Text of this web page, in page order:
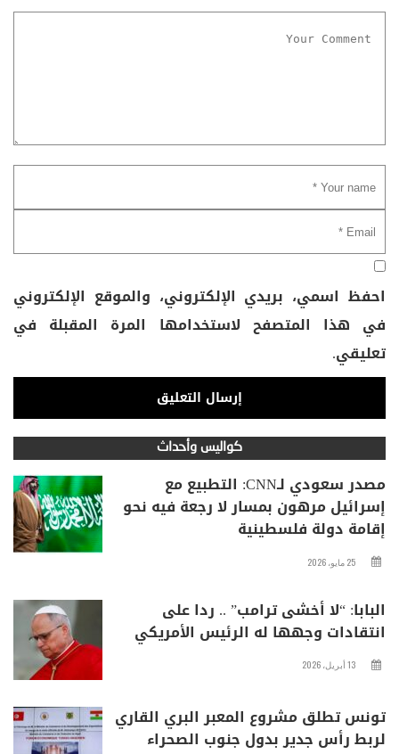
احفظ اسمي، بريدي الإلكتروني، والموقع الإلكتروني
في هذا المتصفح لاستخدامها المرة المقبلة في
تعليقي.
كواليس وأحداث
مصدر سعودي لـCNN: التطبيع مع
إسرائيل مرهون بمسار لا رجعة فيه نحو
إقامة دولة فلسطينية
25 مايو، 2026
البابا: “لا أخشى ترامب” .. ردا على
انتقادات وجهها له الرئيس الأمريكي
13 أبريل، 2026
تونس تطلق مشروع المعبر البري القاري
لربط رأس جدير بدول جنوب الصحراء